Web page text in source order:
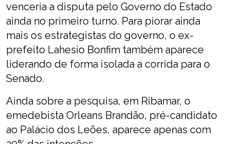
venceria a disputa pelo Governo do Estado
ainda no primeiro turno. Para piorar ainda
mais os estrategistas do governo, o ex-
prefeito Lahesio Bonfim também aparece
liderando de forma isolada a corrida para o
Senado.
Ainda sobre a pesquisa, em Ribamar, o
emedebista Orleans Brandão, pré-candidato
ao Palácio dos Leões, aparece apenas com